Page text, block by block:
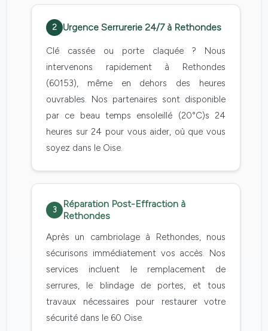
2 Urgence Serrurerie 24/7 à Rethondes
Clé cassée ou porte claquée ? Nous
intervenons rapidement à Rethondes
(60153), même en dehors des heures
ouvrables. Nos partenaires sont disponible
par ce beau temps ensoleillé (20°C)s 24
heures sur 24 pour vous aider, où que vous
soyez dans le Oise.
3
Réparation Post-Effraction à
Rethondes
Après un cambriolage à Rethondes, nous
sécurisons immédiatement vos accès. Nos
services incluent le remplacement de
serrures, le blindage de portes, et tous
travaux nécessaires pour restaurer votre
sécurité dans le 60 Oise.